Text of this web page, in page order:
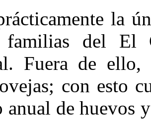
la
familias del El
Fuera de
con esto
anual de huevos